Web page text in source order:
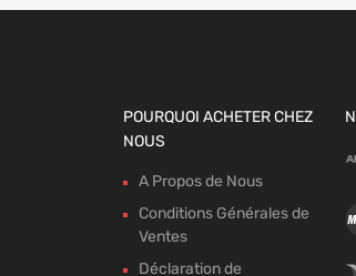
POURQUOI ACHETER CHEZ
NOUS
A Propos de Nous
Conditions Générales de
Ventes
Déclaration de